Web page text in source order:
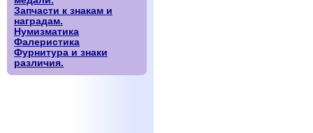
Запчасти к знакам и
наградам.
Нумизматика
Фалеристика
Фурнитура и знаки
различия.